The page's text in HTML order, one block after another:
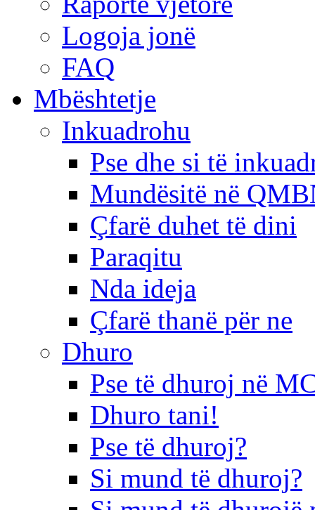
Logoja jonë
FAQ
Mbështetje
Inkuadrohu
Pse dhe si të
Mundësitë në
Çfarë duhet të dini
Paraqitu
Nda ideja
Çfarë thanë për ne
Dhuro
Pse të dhuroj në
Dhuro tani!
Pse të dhuroj?
Si mund të dhuroj?